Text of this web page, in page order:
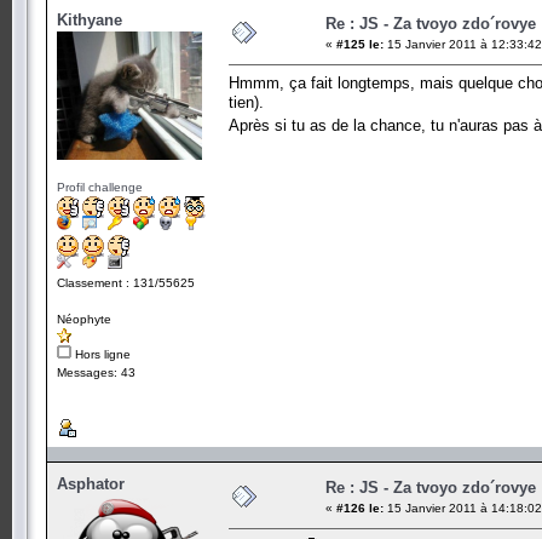
Kithyane
Profil challenge
Classement : 131/55625
Néophyte
Hors ligne
Messages: 43
Re : JS - Za tvoyo zdo´rovye
« #125 le: 15 Janvier 2011 à
Hmmm, ça fait longtemps, mais quelque
tien).
Après si tu as de la chance, tu n'auras pas
Asphator Re : JS - Za tvoyo zdo´rovye
« #126 le: 15 Janvier 2011 à